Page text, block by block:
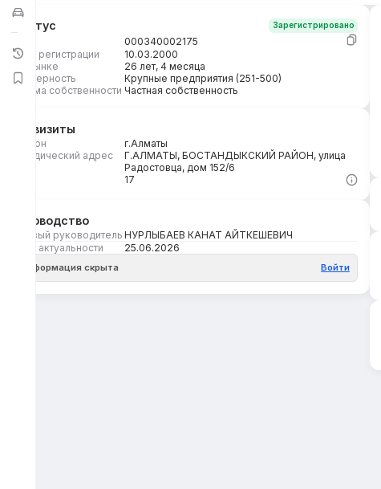
Статус Зарегистрировано
000340002175
Дата регистрации
10.03.2000
На рынке
26 лет, 4 месяца
Размерность
Крупные предприятия (251-500)
Форма собственности Частная собственность
Реквизиты
Регион
г.Алматы
Юридический адрес
Г.АЛМАТЫ, БОСТАНДЫКСКИЙ РАЙОН, улица
Радостовца, дом 152/6
17
Руководство
Первый руководитель НУРЛЫБАЕВ КАНАТ АЙТКЕШЕВИЧ
Дата актуальности
25.06.2026
Информация скрыта Войти